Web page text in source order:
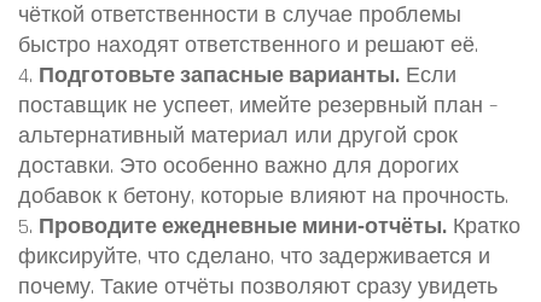
чёткой ответственности в случае проблемы
быстро находят ответственного и решают её.
4. Подготовьте запасные варианты. Если
поставщик не успеет, имейте резервный план –
альтернативный материал или другой срок
доставки. Это особенно важно для дорогих
добавок к бетону, которые влияют на прочность.
5. Проводите ежедневные мини‑отчёты. Кратко
фиксируйте, что сделано, что задерживается и
почему. Такие отчёты позволяют сразу увидеть